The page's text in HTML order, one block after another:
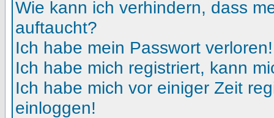
Wie kann ich verhindern, dass
auftaucht?
Ich habe mein Passwort verloren!
Ich habe mich registriert, kann
Ich habe mich vor einiger Zeit
einloggen!